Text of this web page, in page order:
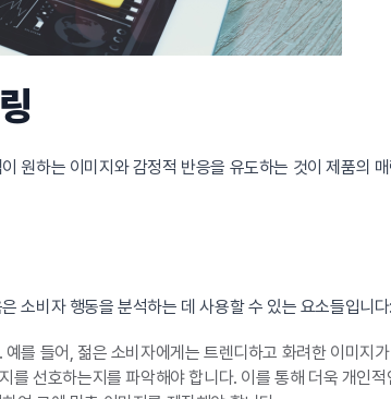
원하는 이미지와 감정적 반응을 유도하는 것이 제품의
소비자 행동을 분석하는 데 사용할 수 있는 요소들입니다:
를 들어, 젊은 소비자에게는 트렌디하고 화려한 이미지
선호하는지를 파악해야 합니다. 이를 통해 더욱 개인